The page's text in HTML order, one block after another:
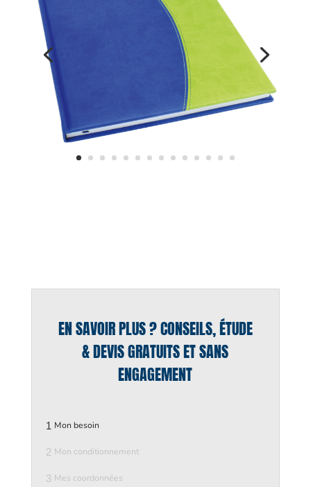
EN SAVOIR PLUS ? CONSEILS, ÉTUDE
& DEVIS GRATUITS ET SANS
ENGAGEMENT
1 Mon besoin
2 Mon conditionnement
3 Mes coordonnées